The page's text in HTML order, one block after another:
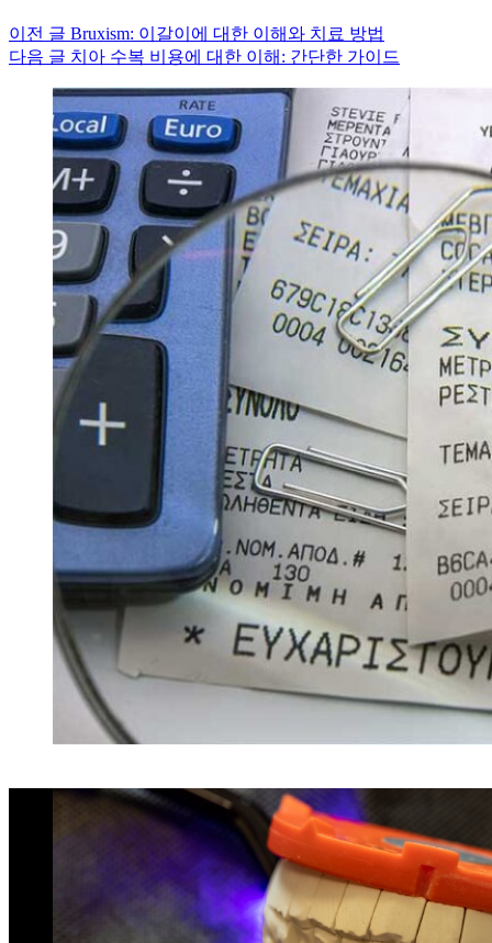
이전 글 Bruxism: 이갈이에 대한 이해와 치료 방법
다음 글 치아 수복 비용에 대한 이해: 간단한 가이드